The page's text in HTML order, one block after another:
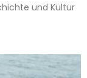
und Kultur